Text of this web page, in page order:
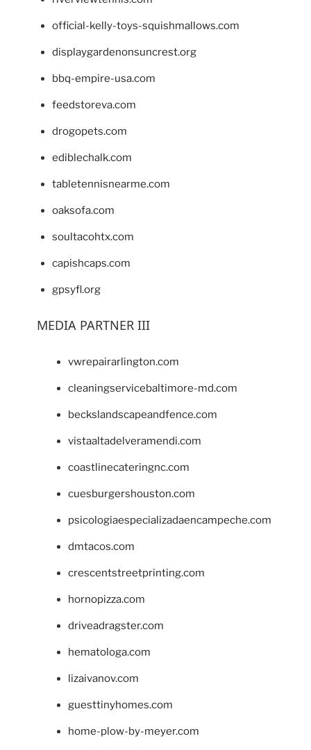
official-kelly-toys-squishmallows.com
displaygardenonsuncrest.org
bbq-empire-usa.com
feedstoreva.com
drogopets.com
ediblechalk.com
tabletennisnearme.com
oaksofa.com
soultacohtx.com
capishcaps.com
gpsyfl.org
MEDIA PARTNER III
vwrepairarlington.com
cleaningservicebaltimore-md.com
beckslandscapeandfence.com
vistaaltadelveramendi.com
coastlinecateringnc.com
cuesburgershouston.com
psicologiaespecializadaencampeche.com
dmtacos.com
crescentstreetprinting.com
hornopizza.com
driveadragster.com
hematologa.com
lizaivanov.com
guesttinyhomes.com
home-plow-by-meyer.com